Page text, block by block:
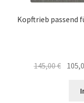
Kopftrieb passend
145,00€